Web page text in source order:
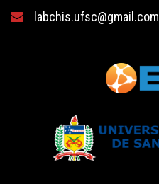
labchis.ufsc@gmail.com